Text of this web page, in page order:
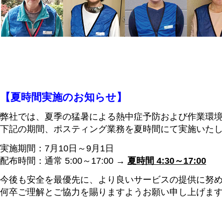
【夏時間実施のお知らせ】
弊社では、夏季の猛暑による熱中症予防および作業環
下記の期間、ポスティング業務を夏時間にて実施いた
実施期間：7月10日～9月1日
配布時間：通常 5:00～17:00 → 夏時間 4:30～17:00
今後も安全を最優先に、より良いサービスの提供に努
何卒ご理解とご協力を賜りますようお願い申し上げま